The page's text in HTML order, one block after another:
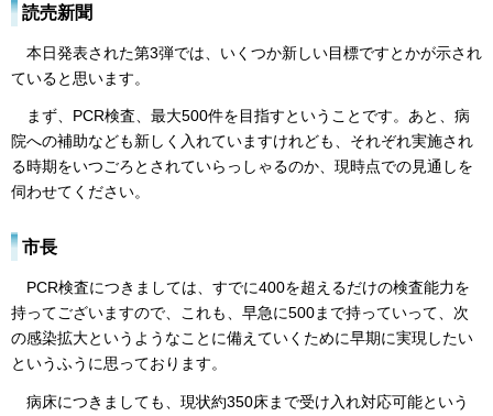
読売新聞
本日発表された第3弾では、いくつか新しい目標ですとかが示され
ていると思います。
まず、PCR検査、最大500件を目指すということです。あと、病
院への補助なども新しく入れていますけれども、それぞれ実施され
る時期をいつごろとされていらっしゃるのか、現時点での見通しを
伺わせてください。
市長
PCR検査につきましては、すでに400を超えるだけの検査能力を
持ってございますので、これも、早急に500まで持っていって、次
の感染拡大というようなことに備えていくために早期に実現したい
というふうに思っております。
病床につきましても、現状約350床まで受け入れ対応可能という